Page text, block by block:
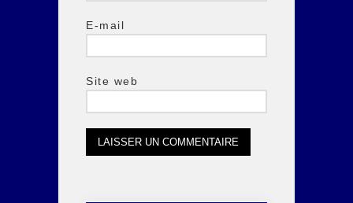
E-mail
Site web